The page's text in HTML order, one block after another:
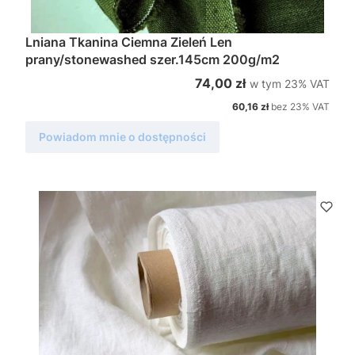
Lniana Tkanina Ciemna Zieleń Len
prany/stonewashed szer.145cm 200g/m2
Cena brutto
74,00 zł w tym %s VAT
w tym 23% VAT
Cena netto
60,16 zł bez 23% VAT
Powiadom mnie o dostępności